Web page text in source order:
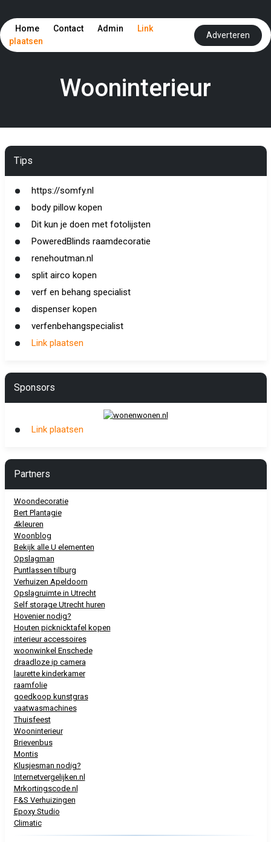
Home Contact Admin
Link
plaatsen
Adverteren
Wooninterieur
Tips
https://somfy.nl
body pillow kopen
Dit kun je doen met fotolijsten
PoweredBlinds raamdecoratie
renehoutman.nl
split airco kopen
verf en behang specialist
dispenser kopen
verfenbehangspecialist
Link plaatsen
Sponsors
Link plaatsen
Partners
Woondecoratie
Bert Plantagie
4kleuren
Woonblog
Bekijk alle U elementen
Opslagman
Puntlassen tilburg
Verhuizen Apeldoorn
Opslagruimte in Utrecht
Self storage Utrecht huren
Hovenier nodig?
Houten picknicktafel kopen
interieur accessoires
woonwinkel Enschede
draadloze ip camera
laurette kinderkamer
raamfolie
goedkoop kunstgras
vaatwasmachines
Thuisfeest
Wooninterieur
Brievenbus
Montis
Klusjesman nodig?
Internetvergelijken.nl
Mrkortingscode.nl
F&S Verhuizingen
Epoxy Studio
Climatic